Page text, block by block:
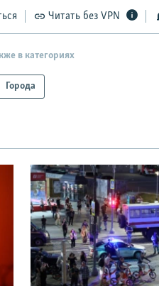
Читать без VPN
в категориях
Города